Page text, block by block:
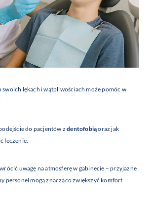
swoich lękach i wątpliwościach może pomóc w
do pacjentów zdentofobiąoraz jak
leczenie.
uwagę na atmosferę w gabinecie – przyjazne
personel mogą znacząco zwiększyć komfort